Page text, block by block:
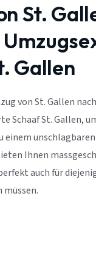
St.
Gallen
von St. Gallen
Schaaf St. Gallen,
einem
Ihnen
auch für